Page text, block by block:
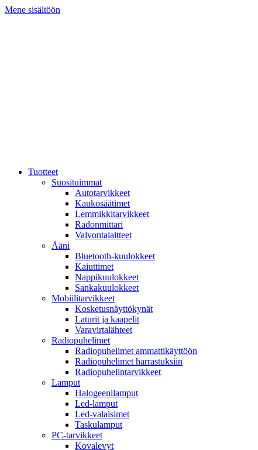
Mene sisältöön
Tuotteet
Suosituimmat
Autotarvikkeet
Kaukosäätimet
Lemmikkitarvikkeet
Radonmittari
Valvontalaitteet
Ääni
Bluetooth-kuulokkeet
Kaiuttimet
Nappikuulokkeet
Sankakuulokkeet
Mobiilitarvikkeet
Kosketusnäyttökynät
Laturit ja kaapelit
Varavirtalähteet
Radiopuhelimet
Radiopuhelimet ammattikäyttöön
Radiopuhelimet harrastuksiin
Radiopuhelintarvikkeet
Lamput
Halogeenilamput
Led-lamput
Led-valaisimet
Taskulamput
PC-tarvikkeet
Kovalevyt